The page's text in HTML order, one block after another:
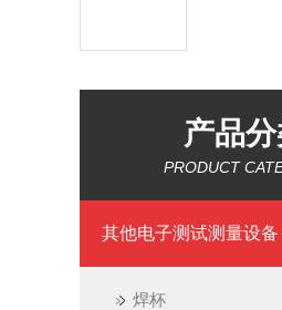
产品
PRODUCT
其他电子测试测量设备
焊杯